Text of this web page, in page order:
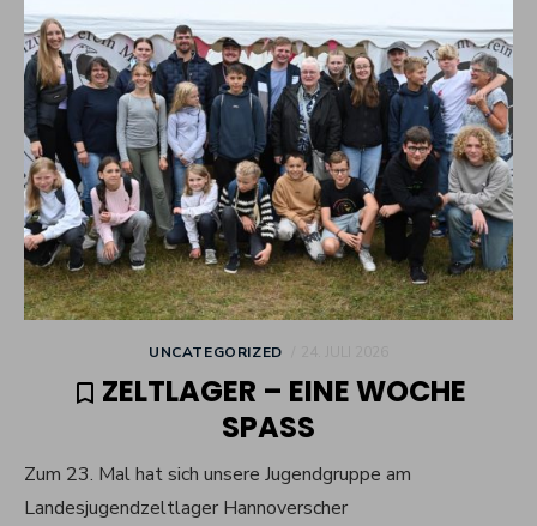
UNCATEGORIZED
ZELTLAGER – EINE WOCHE
SPASS
Zum 23. Mal hat sich unsere Jugendgruppe am
Landesjugendzeltlager Hannoverscher